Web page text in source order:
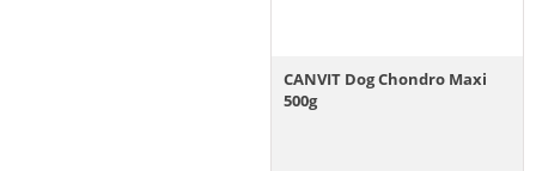
CANVIT Dog Chondro Maxi
500g